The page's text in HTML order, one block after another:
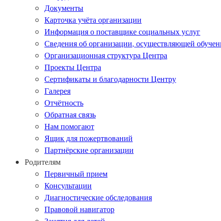
Документы
Карточка учёта организации
Информация о поставщике социальных услуг
Сведения об организации, осуществляющей
Организационная структура Центра
Проекты Центра
Сертификаты и благодарности Центру
Галерея
Отчётность
Обратная связь
Нам помогают
Ящик для пожертвований
Партнёрские организации
Родителям
Первичный прием
Консультации
Диагностические обследования
Правовой навигатор